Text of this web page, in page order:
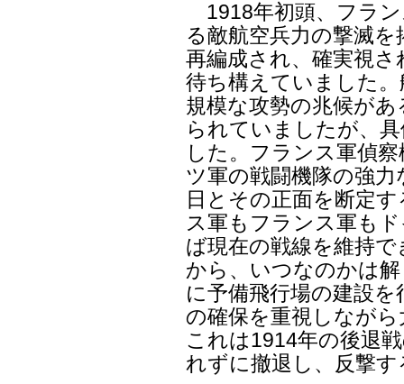
1918年初頭、フラン
る敵航空兵力の撃滅
再編成され、確実視
待ち構えていました
規模な攻勢の兆候が
られていましたが、
した。フランス軍偵
ツ軍の戦闘機隊の強
日とその正面を断定
ス軍もフランス軍も
ば現在の戦線を維持
から、いつなのかは
に予備飛行場の建設
の確保を重視しなが
これは1914年の後退
れずに撤退し、反撃